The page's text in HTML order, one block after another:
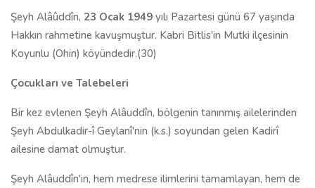
Şeyh Alâûddîn, 23 Ocak 1949 yılı Pazartesi günü 67 yaşında
Hakkın rahmetine kavuşmuştur. Kabri Bitlis'in Mutki ilçesinin
Koyunlu (Ohin) köyündedir.(30)
Çocukları ve Talebeleri
Bir kez evlenen Şeyh Alâuddîn, bölgenin tanınmış ailelerinden
Şeyh Abdulkadir-î Geylanî'nin (k.s.) soyundan gelen Kadirî
ailesine damat olmuştur.
Şeyh Alâuddîn'in, hem medrese ilimlerini tamamlayan, hem de